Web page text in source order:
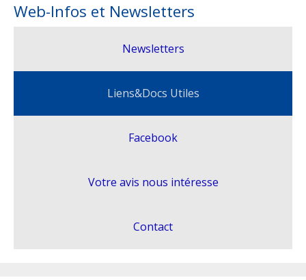
Jean Monnet Action
Erasmus+ Virtual Exchange
Statistiques
Application Mobile
Web-Infos et Newsletters
Newsletters
Liens&Docs Utiles
Facebook
Votre avis nous intéresse
Contact